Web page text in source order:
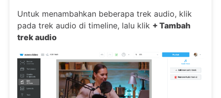
Untuk menambahkan beberapa trek audio, klik
pada trek audio di timeline, lalu klik + Tambah
trek audio